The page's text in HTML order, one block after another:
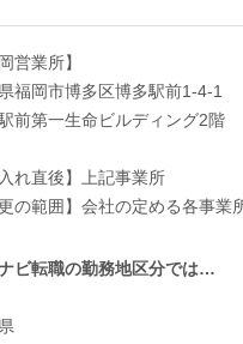
営業所】
福岡市博多区博多駅前1-4-1
前第一生命ビルディング2階
れ直後】上記事業所
の範囲】会社の定める各事業
ビ転職の勤務地区分では…